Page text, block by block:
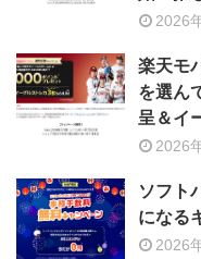
2026
楽天モ
を選ん
呈＆イ
2026
ソフト
になる
2026